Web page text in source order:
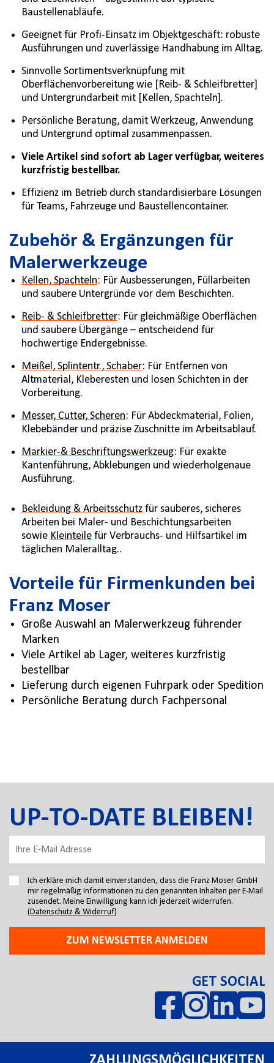
Baustellenabläufe.
Geeignet für Profi-Einsatz im Objektgeschäft: robuste
Ausführungen und zuverlässige Handhabung im Alltag.
Sinnvolle Sortimentsverknüpfung mit
Oberflächenvorbereitung wie [Reib- & Schleifbretter]
und Untergrundarbeit mit [Kellen, Spachteln].
Persönliche Beratung, damit Werkzeug, Anwendung
und Untergrund optimal zusammenpassen.
Viele Artikel sind sofort ab Lager verfügbar, weiteres
kurzfristig bestellbar.
Effizienz im Betrieb durch standardisierbare Lösungen
für Teams, Fahrzeuge und Baustellencontainer.
Zubehör & Ergänzungen für
Malerwerkzeuge
Kellen, Spachteln: Für Ausbesserungen, Füllarbeiten
und saubere Untergründe vor dem Beschichten.
Reib- & Schleifbretter: Für gleichmäßige Oberflächen
und saubere Übergänge – entscheidend für
hochwertige Endergebnisse.
Meißel, Splintentr., Schaber: Für Entfernen von
Altmaterial, Kleberesten und losen Schichten in der
Vorbereitung.
Messer, Cutter, Scheren: Für Abdeckmaterial, Folien,
Klebebänder und präzise Zuschnitte im Arbeitsablauf.
Markier-& Beschriftungswerkzeug: Für exakte
Kantenführung, Abklebungen und wiederholgenaue
Ausführung.
Bekleidung & Arbeitsschutz für sauberes, sicheres
Arbeiten bei Maler- und Beschichtungsarbeiten
sowie Kleinteile für Verbrauchs- und Hilfsartikel im
täglichen Maleralltag..
Vorteile für Firmenkunden bei
Franz Moser
Große Auswahl an Malerwerkzeug führender
Marken
Viele Artikel ab Lager, weiteres kurzfristig
bestellbar
Lieferung durch eigenen Fuhrpark oder Spedition
Persönliche Beratung durch Fachpersonal
UP-TO-DATE BLEIBEN!
Ich erkläre mich damit einverstanden, dass die Franz Moser GmbH
mir regelmäßig Informationen zu den genannten Inhalten per E-Mail
zusendet. Meine Einwilligung kann ich jederzeit widerrufen.
(Datenschutz & Widerruf)
ZUM NEWSLETTER ANMELDEN
GET SOCIAL